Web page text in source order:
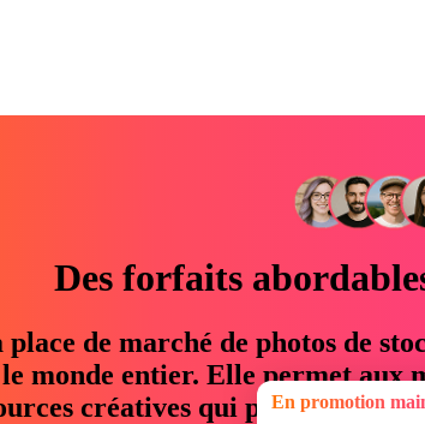
Des forfaits
place de marché de photos de
monde entier. Elle permet aux
créatives qui permettent
En promotion